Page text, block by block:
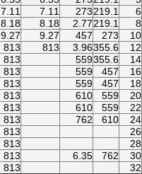
6
219.1
273
7.11
7.11
8
219.1
2.77
8.18
8.18
10
273
457
9.27
9.27
12
355.6
3.96
813
813
14
355.6
559
813
16
457
559
813
18
457
559
813
20
559
610
813
22
559
610
813
24
610
762
813
26
813
28
813
30
762
6.35
813
32
813